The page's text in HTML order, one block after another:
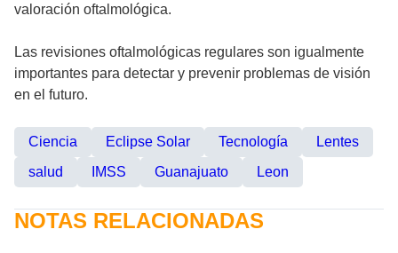
valoración oftalmológica.
Las revisiones oftalmológicas regulares son igualmente
importantes para detectar y prevenir problemas de visión
en el futuro.
Ciencia Eclipse Solar Tecnología
Lentes
salud
IMSS Guanajuato Leon
NOTAS RELACIONADAS